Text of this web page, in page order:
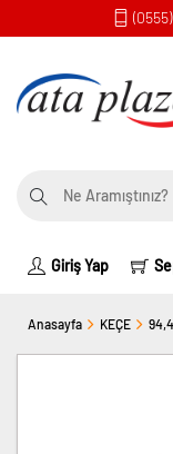
Giriş Yap
Anasayfa KEÇE